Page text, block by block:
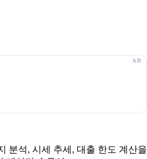
분석, 시세 추세, 대출 한도 계산을